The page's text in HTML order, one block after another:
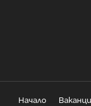
Начало